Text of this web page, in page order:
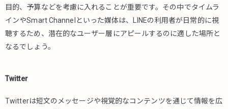
目的、予算などを考慮に入れることが重要です。その中でタイムラ
インやSmart Channelといった媒体は、LINEの利用者が日常的に視
聴するため、潜在的なユーザー層にアピールするのに適した場所と
なるでしょう。
Twitter
Twitterは短文のメッセージや視覚的なコンテンツを通じて情報を広